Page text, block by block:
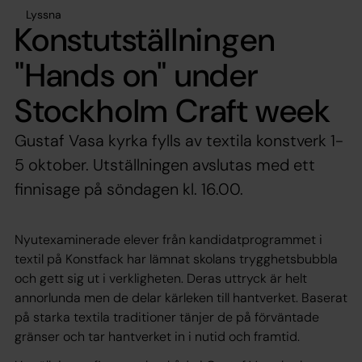
Lyssna
Konstutställningen
"Hands on" under
Stockholm Craft week
Gustaf Vasa kyrka fylls av textila konstverk 1-
5 oktober. Utställningen avslutas med ett
finnisage på söndagen kl. 16.00.
Nyutexaminerade elever från kandidatprogrammet i
textil på Konstfack har lämnat skolans trygghetsbubbla
och gett sig ut i verkligheten. Deras uttryck är helt
annorlunda men de delar kärleken till hantverket. Baserat
på starka textila traditioner tänjer de på förväntade
gränser och tar hantverket in i nutid och framtid.